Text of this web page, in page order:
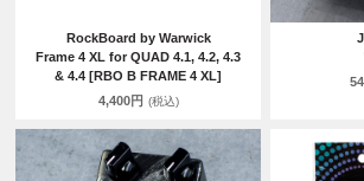
RockBoard by Warwick
Frame 4 XL for QUAD 4.1, 4.2, 4.3
& 4.4 [RBO B FRAME 4 XL]
4,400円 (税込)